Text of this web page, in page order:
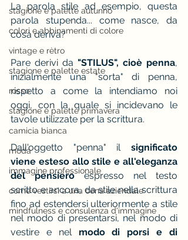
stagione e palette autunno
colori e abbinamenti di colore
vintage e rètro
stagione e palette estate
rosso
stagione e palette primavera
camicia bianca
moda
immagine professionale
come vestirsi a una cena aziendale
mindfulness e consulenza d'immagine
La parola stile ad esempio, questa
parola stupenda... come nasce, da
cosa deriva?
️Pare derivi da "STILUS", cioè penna,
inizialmente una "sorta" di penna,
rispetto a come la intendiamo noi
oggi, con la quale si incidevano le
tavole utilizzate per la scrittura.
️Dall'oggetto "penna" il significato
viene esteso allo stile e all'eleganza
del pensiero espresso nel testo
scritto e ancora, da stile nella scrittura
fino ad estendersi ulteriormente a stile
nel modo di presentarsi, nel modo di
vestire e nel modo di porsi e di